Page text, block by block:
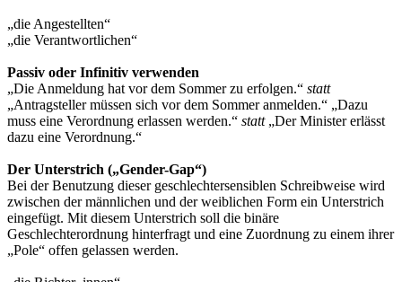
„die Angestellten“
„die Verantwortlichen“
Passiv oder Infinitiv verwenden
„Die Anmeldung hat vor dem Sommer zu erfolgen.“ statt
„Antragsteller müssen sich vor dem Sommer anmelden.“ „Dazu
muss eine Verordnung erlassen werden.“ statt„Der Minister erlässt
dazu eine Verordnung.“
Der Unterstrich („Gender-Gap“)
Bei der Benutzung dieser geschlechtersensiblen Schreibweise wird
zwischen der männlichen und der weiblichen Form ein Unterstrich
eingefügt. Mit diesem Unterstrich soll die binäre
Geschlechterordnung hinterfragt und eine Zuordnung zu einem ihrer
„Pole“ offen gelassen werden.